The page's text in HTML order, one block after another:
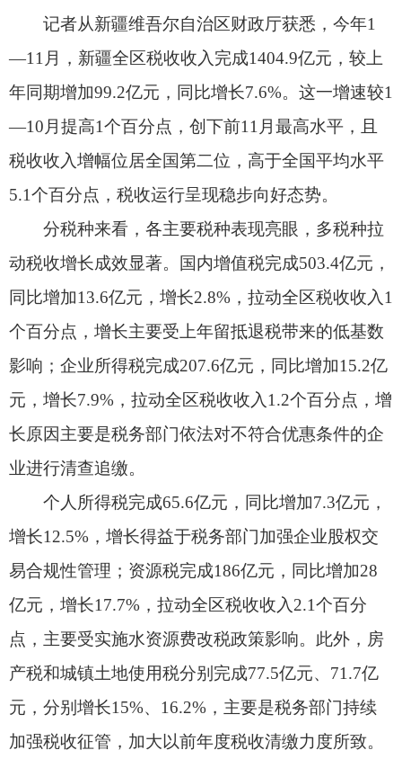
5.1个百分点，税收运行呈现稳步向好态势。
分税种来看，各主要税种表现亮眼，多税种拉
动税收增长成效显著。国内增值税完成503.4亿元，
同比增加13.6亿元，增长2.8%，拉动全区税收收入1
影响；企业所得税完成207.6亿元，同比增加15.2亿
元，增长7.9%，拉动全区税收收入1.2个百分点，增
长原因主要是税务部门依法对不符合优惠条件的企
业进行清查追缴。
个人所得税完成65.6亿元，同比增加7.3亿元，
易合规性管理；资源税完成186亿元，同比增加28
亿元，增长17.7%，拉动全区税收收入2.1个百分
点，主要受实施水资源费改税政策影响。此外，房
产税和城镇土地使用税分别完成77.5亿元、71.7亿
元，分别增长15%、16.2%，主要是税务部门持续
（人民日报记者 胡仁巴）